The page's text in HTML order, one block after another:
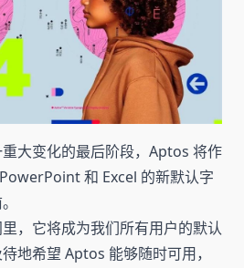
大变化的最后阶段，Aptos 将作
和 Excel 的新默认字
，它将成为我们所有用户的默认
地希望 Aptos 能够随时可用，